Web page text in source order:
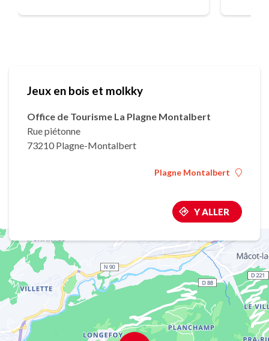
Jeux en bois et molkky
Office de Tourisme La Plagne Montalbert
Rue piétonne
73210 Plagne-Montalbert
Plagne Montalbert
Y ALLER